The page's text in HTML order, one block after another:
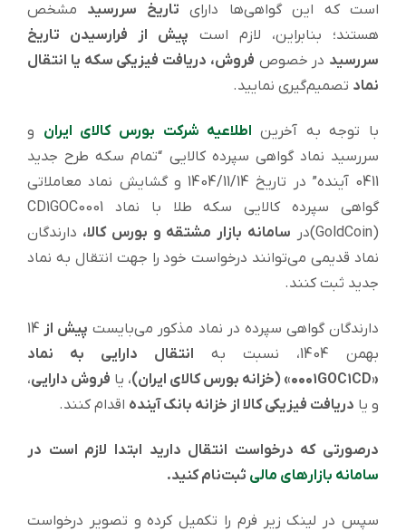
است که این گواهی‌ها دارای تاریخ سررسید مشخص
هستند؛ بنابراین، لازم است پیش از فرارسیدن تاریخ
سررسید در خصوص فروش، دریافت فیزیکی سکه یا انتقال
نماد تصمیم‌گیری نمایید.
با توجه به آخریناطلاعیه شرکت بورس کالای ایران و
سررسید نماد گواهی سپرده کالایی “تمام سکه طرح جدید
0411 آینده” در تاریخ 1404/11/14 و گشایش نماد معاملاتی
گواهی سپرده کالایی سکه طلا با نماد CD1GOC0001
(GoldCoin)در
سامانه بازار مشتقه و بورس کالا، دارندگان
نماد قدیمی می‌توانند درخواست خود را جهت انتقال به نماد
جدید ثبت کنند.
دارندگان گواهی سپرده در نماد مذکور می‌بایست پیش از 14
بهمن 1404، نسبت به
انتقال دارایی به نماد
«۰۰۰۱GOC۱CD» (خزانه بورس کالای ایران)
، یا فروش دارایی،
و یا دریافت فیزیکی کالا از خزانه بانک آینده اقدام کنند.
درصورتی که درخواست انتقال دارید ابتدا لازم است در
سامانه بازارهای مالی ثبت‌نام کنید.
سپس در لینک زیر فرم را تکمیل کرده و تصویر درخواست